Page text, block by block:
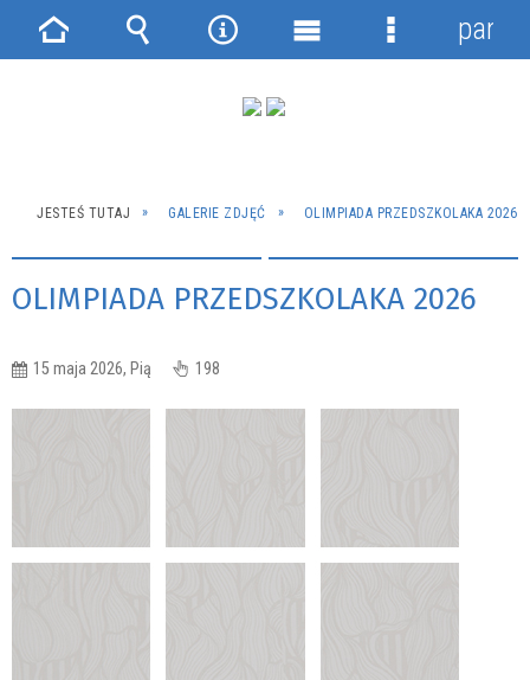
JESTEŚ TUTAJ GALERIE ZDJĘĆ OLIMPIADA PRZEDSZKOLAKA 2026
OLIMPIADA PRZEDSZKOLAKA 2026
15 maja 2026, Pią 198
Strona Wyszukiwarka
NarzędziaMenu
Menu
panel